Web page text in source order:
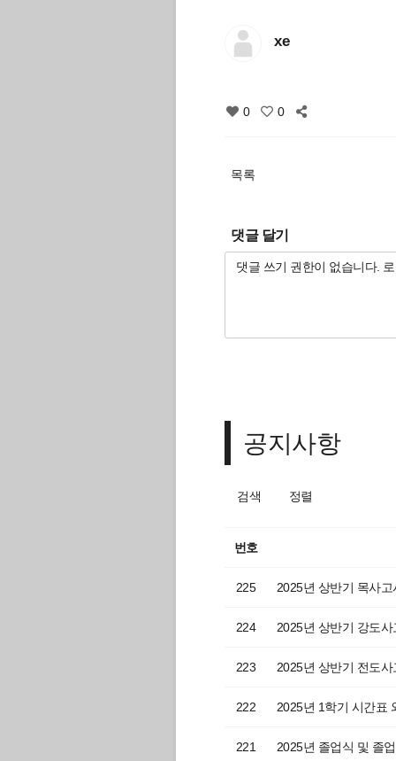
xe
0 0
목록
댓글 달기
공지사항
검색 정렬
번호
225 2025년 상반기 목사고
224 2025년 상반기 강도
223 2025년 상반기 전도사
222 2025년 1학기 시간표
221 2025년 졸업식 및 졸